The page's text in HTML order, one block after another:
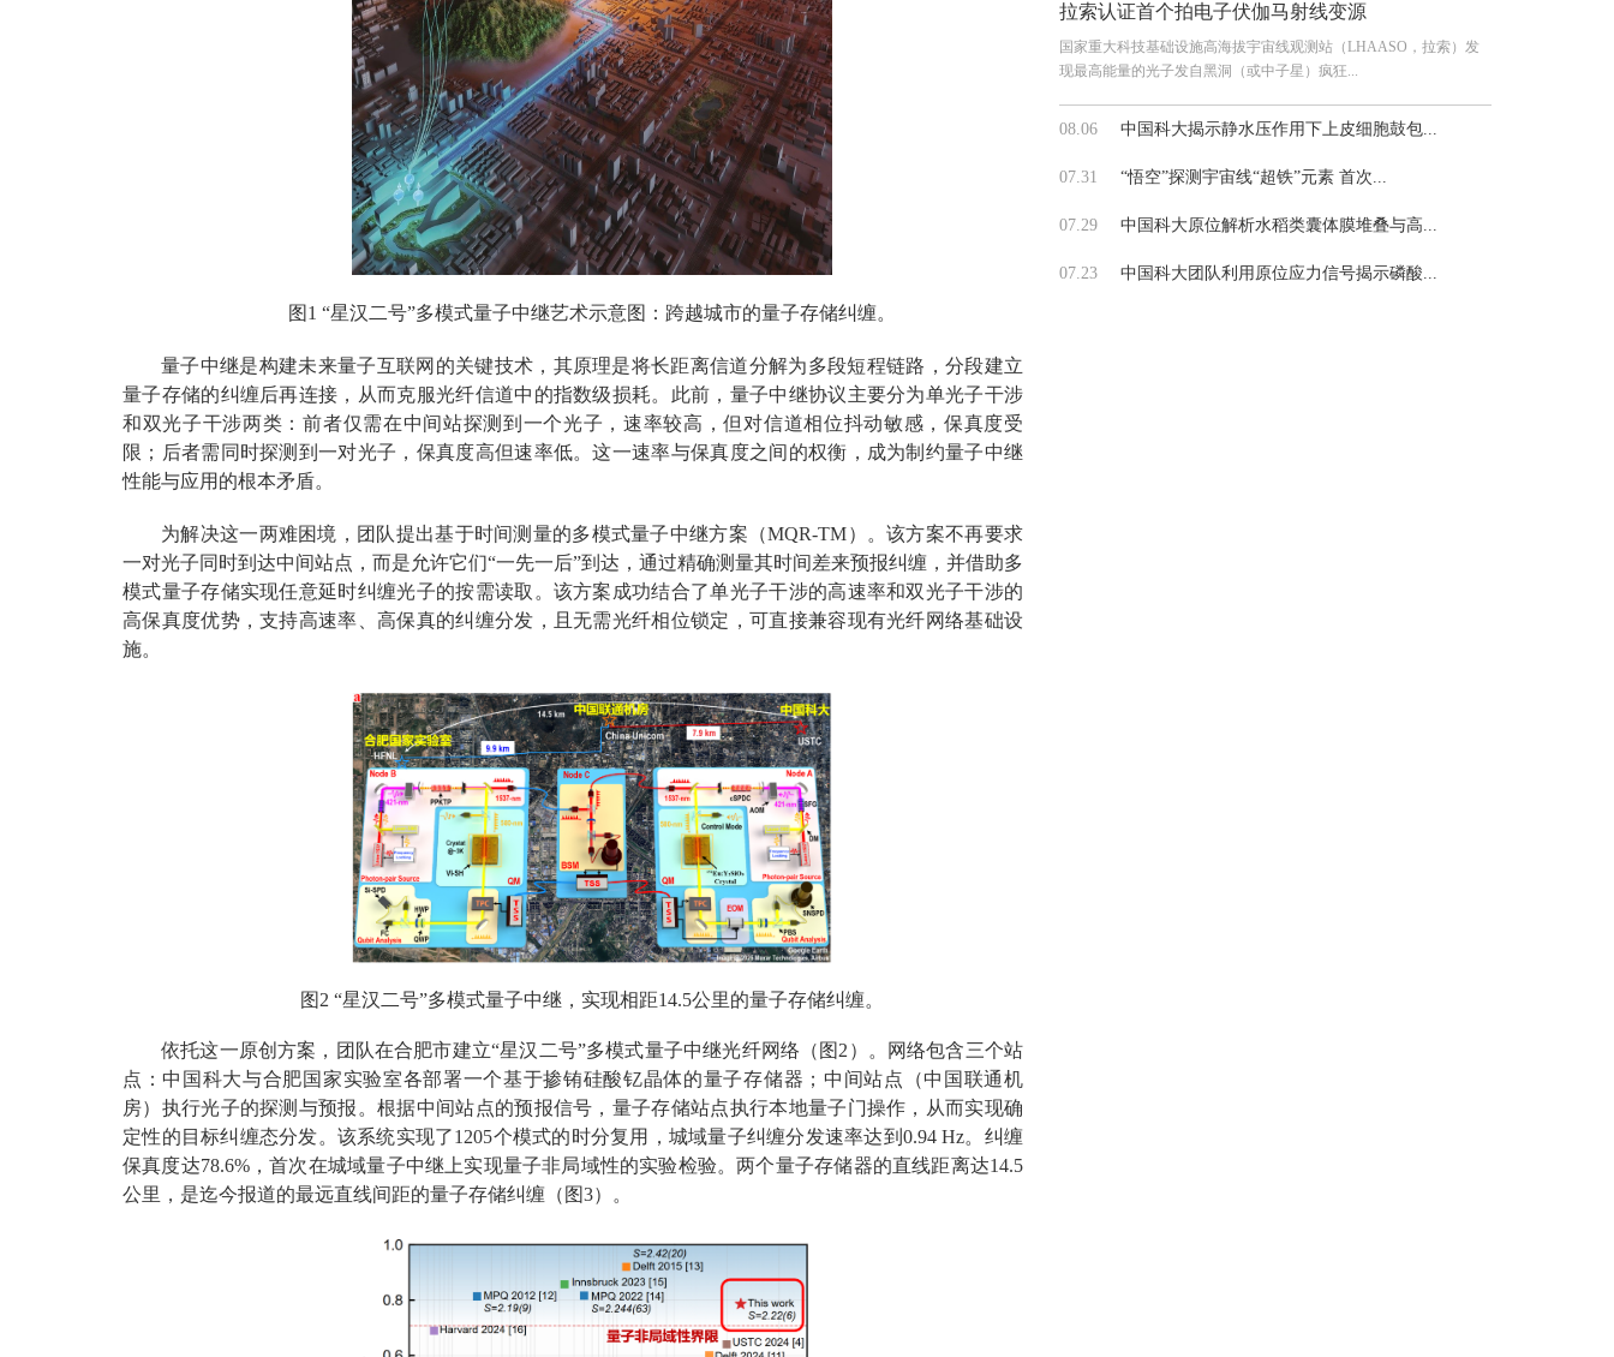
图1 “星汉二号”多模式量子中继艺术示意图：跨越城市的量子存储纠缠。
量子中继是构建未来量子互联网的关键技术，其原理是将长距离信道分解为多段短程链路，分段建立
量子存储的纠缠后再连接，从而克服光纤信道中的指数级损耗。此前，量子中继协议主要分为单光子干涉
和双光子干涉两类：前者仅需在中间站探测到一个光子，速率较高，但对信道相位抖动敏感，保真度受
限；后者需同时探测到一对光子，保真度高但速率低。这一速率与保真度之间的权衡，成为制约量子中继
性能与应用的根本矛盾。
为解决这一两难困境，团队提出基于时间测量的多模式量子中继方案（MQR-TM）。该方案不再要求
一对光子同时到达中间站点，而是允许它们“一先一后”到达，通过精确测量其时间差来预报纠缠，并借助多
模式量子存储实现任意延时纠缠光子的按需读取。该方案成功结合了单光子干涉的高速率和双光子干涉的
高保真度优势，支持高速率、高保真的纠缠分发，且无需光纤相位锁定，可直接兼容现有光纤网络基础设
施。
图2 “星汉二号”多模式量子中继，实现相距14.5公里的量子存储纠缠。
依托这一原创方案，团队在合肥市建立“星汉二号”多模式量子中继光纤网络（图2）。网络包含三个站
点：中国科大与合肥国家实验室各部署一个基于掺铕硅酸钇晶体的量子存储器；中间站点（中国联通机
房）执行光子的探测与预报。根据中间站点的预报信号，量子存储站点执行本地量子门操作，从而实现确
定性的目标纠缠态分发。该系统实现了1205个模式的时分复用，城域量子纠缠分发速率达到0.94 Hz。纠缠
保真度达78.6%，首次在城域量子中继上实现量子非局域性的实验检验。两个量子存储器的直线距离达14.5
公里，是迄今报道的最远直线间距的量子存储纠缠（图3）。
拉索认证首个拍电子伏伽马射线变源
国家重大科技基础设施高海拔宇宙线观测站（LHAASO，拉索）发
现最高能量的光子发自黑洞（或中子星）疯狂...
08.06 中国科大揭示静水压作用下上皮细胞鼓包...
07.31 “悟空”探测宇宙线“超铁”元素 首次...
07.29 中国科大原位解析水稻类囊体膜堆叠与高...
07.23 中国科大团队利用原位应力信号揭示磷酸...